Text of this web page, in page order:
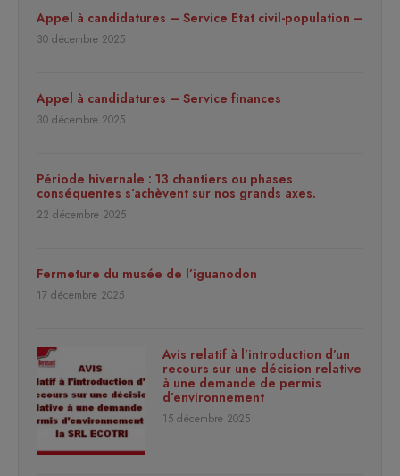
Appel à candidatures – Service Etat civil-population –
30 décembre 2025
Appel à candidatures – Service finances
30 décembre 2025
Période hivernale : 13 chantiers ou phases
conséquentes s’achèvent sur nos grands axes.
22 décembre 2025
Fermeture du musée de l’iguanodon
17 décembre 2025
Avis relatif à l’introduction d’un
recours sur une décision relative
à une demande de permis
d’environnement
15 décembre 2025